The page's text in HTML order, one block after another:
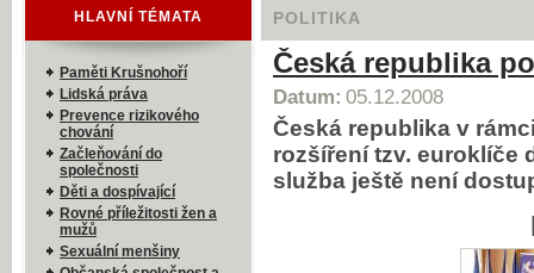
POLITIKA
Česká republika
Datum: 05.12.2008
Česká republika v
rozšíření tzv. euroklíče
služba ještě není
HLAVNÍ TÉMATA
Paměti Krušnohoří
Lidská práva
Prevence rizikového
chování
Začleňování do
společnosti
Děti a dospívající
Rovné příležitosti žen a
mužů
Sexuální menšiny